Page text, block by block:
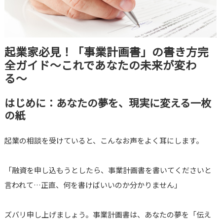
起業家必見！「事業計画書」の書き方完
全ガイド〜これであなたの未来が変わ
る〜
はじめに：あなたの夢を、現実に変える一枚
の紙
起業の相談を受けていると、こんなお声をよく耳にします。
「融資を申し込もうとしたら、事業計画書を書いてくださいと
言われて…正直、何を書けばいいのか分かりません」
ズバリ申し上げましょう。事業計画書は、あなたの夢を「伝え